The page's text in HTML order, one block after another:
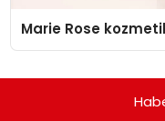
Marie Rose